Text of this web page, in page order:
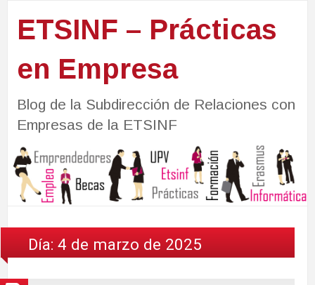
ETSINF – Prácticas
en Empresa
Blog de la Subdirección de Relaciones con
Empresas de la ETSINF
Día:4 de marzo de 2025